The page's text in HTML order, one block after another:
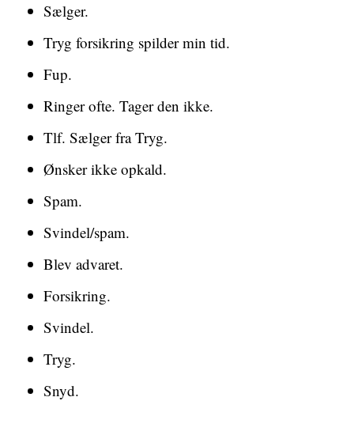
Sælger.
Tryg forsikring spilder min tid.
Fup.
Ringer ofte. Tager den ikke.
Tlf. Sælger fra Tryg.
Ønsker ikke opkald.
Spam.
Svindel/spam.
Blev advaret.
Forsikring.
Svindel.
Tryg.
Snyd.